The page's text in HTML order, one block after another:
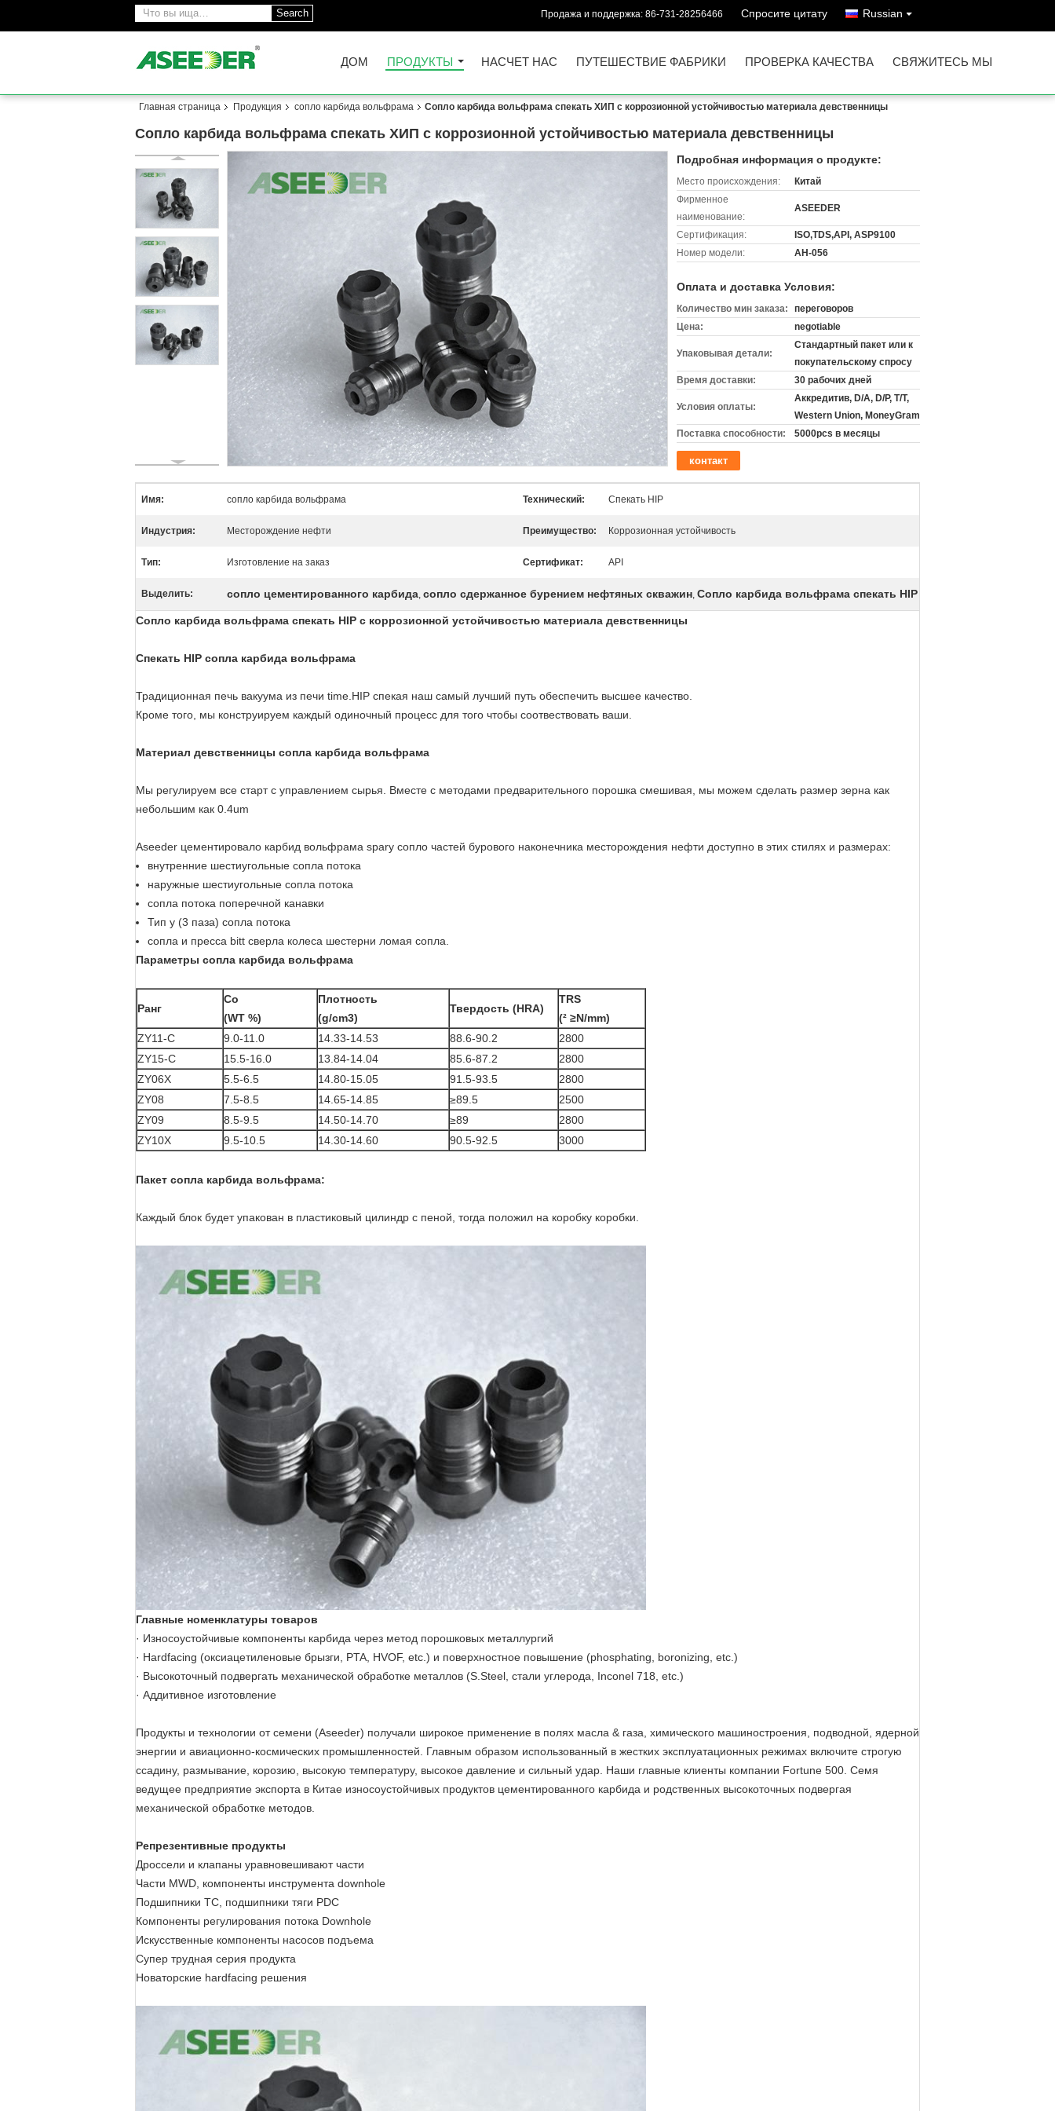
Search Продажа и поддержка: 86-731-28256466 Спросите цитату Russian
ДОМ ПРОДУКТЫ НАСЧЕТ НАС ПУТЕШЕСТВИЕ ФАБРИКИ ПРОВЕРКА КАЧЕСТВА СВЯЖИТЕСЬ МЫ
Главная страница Продукция сопло карбида вольфрама Сопло карбида вольфрама спекать ХИП с коррозионной устойчивостью материала девственницы
Сопло карбида вольфрама спекать ХИП с коррозионной устойчивостью материала девственницы
Подробная информация о продукте:
Место происхождения:
Китай
Фирменное
наименование:
ASEEDER
Сертификация:
ISO,TDS,API, ASP9100
Номер модели:
АН-056
Оплата и доставка Условия:
Количество мин заказа:
переговоров
Цена:
negotiable
Упаковывая детали:
Стандартный пакет или к
покупательскому спросу
Время доставки:
30 рабочих дней
Условия оплаты:
Аккредитив, D/A, D/P, T/T,
Western Union, MoneyGram
Поставка способности:
5000pcs в месяцы
контакт
Имя: сопло карбида вольфрама Технический: Спекать HIP
Индустрия: Месторождение нефти Преимущество: Коррозионная устойчивость
Тип: Изготовление на заказ Сертификат: API
Выделить: сопло цементированного карбида, сопло сдержанное бурением нефтяных скважин, Сопло карбида вольфрама спекать HIP
Сопло карбида вольфрама спекать HIP с коррозионной устойчивостью материала девственницы
Спекать HIP сопла карбида вольфрама
Традиционная печь вакуума из печи time.HIP спекая наш самый лучший путь обеспечить высшее качество.
Кроме того, мы конструируем каждый одиночный процесс для того чтобы соотвествовать ваши.
Материал девственницы сопла карбида вольфрама
Мы регулируем все старт с управлением сырья. Вместе с методами предварительного порошка смешивая, мы можем сделать размер зерна как
небольшим как 0.4um
Aseeder цементировало карбид вольфрама spary сопло частей бурового наконечника месторождения нефти доступно в этих стилях и размерах:
внутренние шестиугольные сопла потока
наружные шестиугольные сопла потока
сопла потока поперечной канавки
Тип y (3 паза) сопла потока
сопла и пресса bitt сверла колеса шестерни ломая сопла.
Параметры сопла карбида вольфрама
Ранг
Co
(WT %)
Плотность
(g/cm3)
Твердость (HRA)
TRS
(² ≥N/mm)
ZY11-C
9.0-11.0 14.33-14.53 88.6-90.2
2800
ZY15-C
15.5-16.0 13.84-14.04 85.6-87.2
2800
ZY06X
5.5-6.5 14.80-15.05 91.5-93.5
2800
ZY08
7.5-8.5 14.65-14.85 ≥89.5
2500
ZY09
8.5-9.5 14.50-14.70 ≥89
2800
ZY10X
9.5-10.5 14.30-14.60 90.5-92.5 3000
Пакет сопла карбида вольфрама:
Каждый блок будет упакован в пластиковый цилиндр с пеной, тогда положил на коробку коробки.
Главные номенклатуры товаров
· Износоустойчивые компоненты карбида через метод порошковых металлургий
· Hardfacing (оксиацетиленовые брызги, PTA, HVOF, etc.) и поверхностное повышение (phosphating, boronizing, etc.)
· Высокоточный подвергать механической обработке металлов (S.Steel, стали углерода, Inconel 718, etc.)
· Аддитивное изготовление
Продукты и технологии от семени (Aseeder) получали широкое применение в полях масла & газа, химического машиностроения, подводной, ядерной
энергии и авиационно-космических промышленностей. Главным образом использованный в жестких эксплуатационных режимах включите строгую
ссадину, размывание, корозию, высокую температуру, высокое давление и сильный удар. Наши главные клиенты компании Fortune 500. Семя
ведущее предприятие экспорта в Китае износоустойчивых продуктов цементированного карбида и родственных высокоточных подвергая
механической обработке методов.
Репрезентивные продукты
Дроссели и клапаны уравновешивают части
Части MWD, компоненты инструмента downhole
Подшипники TC, подшипники тяги PDC
Компоненты регулирования потока Downhole
Искусственные компоненты насосов подъема
Супер трудная серия продукта
Новаторские hardfacing решения